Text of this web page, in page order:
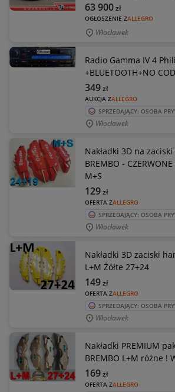
OGŁOSZENIE ZALLEGRO
63 900zł
Włocławek
Radio Gamma IV 4
+BLUETOOTH+NO
AUKCJA ZALLEGRO
349zł
SPRZEDAJĄCY: OSOBA
Włocławek
Nakładki 3D na
BREMBO -
M+S
OFERTA ZALLEGRO
129zł
SPRZEDAJĄCY: OSOBA
Włocławek
Nakładki 3D zaciski
L+M Żółte 27+24
OFERTA ZALLEGRO
149zł
SPRZEDAJĄCY: OSOBA
Włocławek
Nakładki PREMIUM
BREMBO L+M różne !
OFERTA ZALLEGRO
169zł